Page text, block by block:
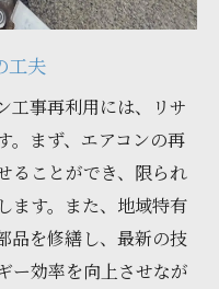
の鍵
適な機種
めの注意点
ステップバイステ
ル工程のポイント
ある質問と回答
工夫
工事再利用には、リサ
。まず、エアコンの再
ることができ、限られ
ます。また、地域特有
品を修繕し、最新の技
ー効率を向上させなが